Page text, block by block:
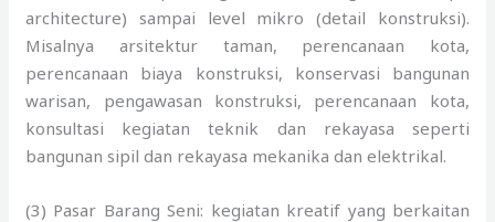
architecture) sampai level mikro (detail konstruksi).
Misalnya arsitektur taman, perencanaan kota,
perencanaan biaya konstruksi, konservasi bangunan
warisan, pengawasan konstruksi, perencanaan kota,
konsultasi kegiatan teknik dan rekayasa seperti
bangunan sipil dan rekayasa mekanika dan elektrikal.
(3) Pasar Barang Seni: kegiatan kreatif yang berkaitan